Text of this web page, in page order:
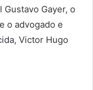
Gayer, o
o advogado e
Victor Hugo